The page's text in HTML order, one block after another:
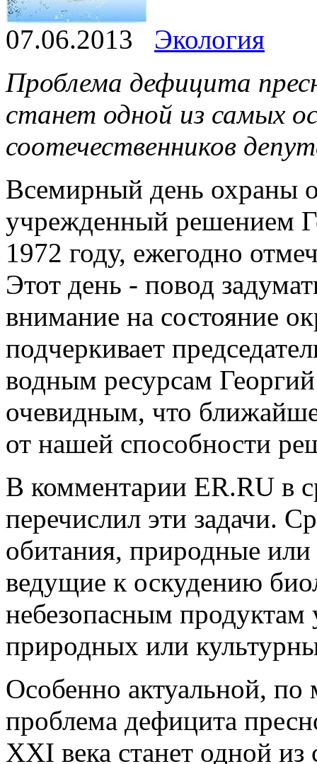
07.06.2013
Экология
Проблема дефицита
станет одной из самых
соотечественников
Всемирный день охраны
учрежденный решением
1972 году, ежегодно
Этот день - повод
внимание на состояние
подчеркивает
водным ресурсам
очевидным, что
от нашей способности
В комментарии ER.RU в
перечислил эти задачи.
обитания, природные
ведущие к оскудению
небезопасным продуктам
природных или
Особенно актуальной, по
проблема дефицита
XXI века станет одной